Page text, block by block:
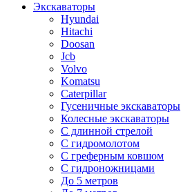
Экскаваторы
Hyundai
Hitachi
Doosan
Jcb
Volvo
Komatsu
Caterpillar
Гусеничные экскаваторы
Колесные экскаваторы
С длинной стрелой
С гидромолотом
С греферным ковшом
С гидроножницами
До 5 метров